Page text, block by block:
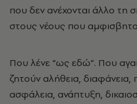
που δεν ανέχονται άλλο τη
στους νέους που
Που λένε “ως εδώ”. Που
ζητούν αλήθεια,
ασφάλεια, ανάπτυξη,